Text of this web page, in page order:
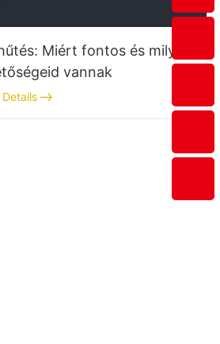
Miért fontos és milyen
vannak